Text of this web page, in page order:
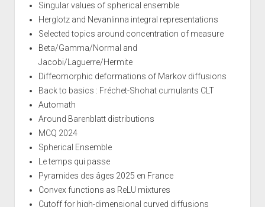
Singular values of spherical ensemble
Herglotz and Nevanlinna integral representations
Selected topics around concentration of measure
Beta/Gamma/Normal and
Jacobi/Laguerre/Hermite
Diffeomorphic deformations of Markov diffusions
Back to basics : Fréchet-Shohat cumulants CLT
Automath
Around Barenblatt distributions
MCQ 2024
Spherical Ensemble
Le temps qui passe
Pyramides des âges 2025 en France
Convex functions as ReLU mixtures
Cutoff for high-dimensional curved diffusions